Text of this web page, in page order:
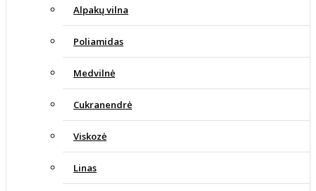
Alpakų vilna
Poliamidas
Medvilnė
Cukranendrė
Viskozė
Linas